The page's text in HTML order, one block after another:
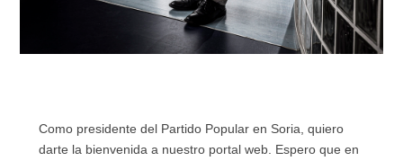
Como presidente del Partido Popular en Soria, quiero
darte la bienvenida a nuestro portal web. Espero que en